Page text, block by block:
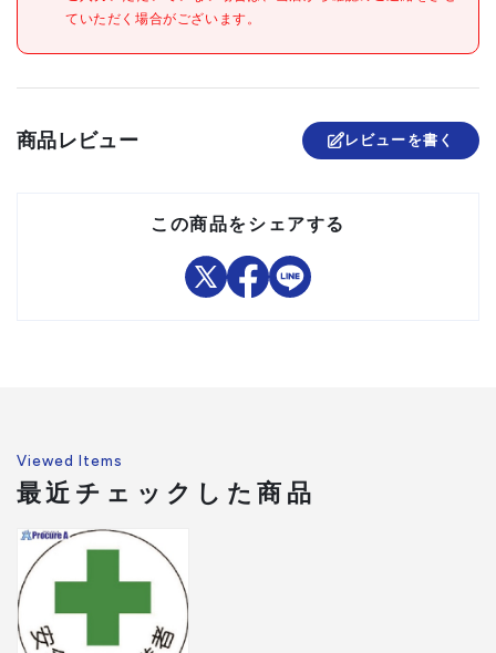
注意事項
ていただく場合がございます。
商品レビュー レビューを書く
この商品をシェアする
Viewed Items
最近チェックした商品